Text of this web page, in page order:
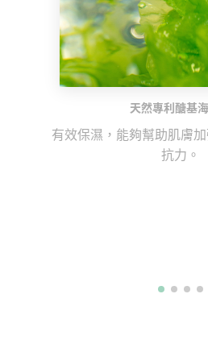
天然專利醣基
有效保濕，能夠幫助肌膚
抗力。